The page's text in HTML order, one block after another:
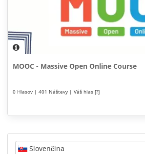
MOOC - Massive Open Online Course
0 Hlasov | 401 Náštevy | Váš hlas [?]
Slovenčina